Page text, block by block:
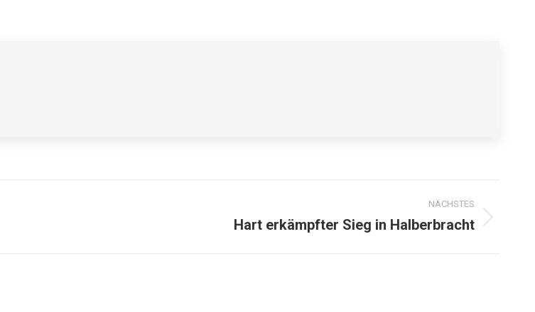
NÄCHSTES
Hart erkämpfter Sieg in Halberbracht